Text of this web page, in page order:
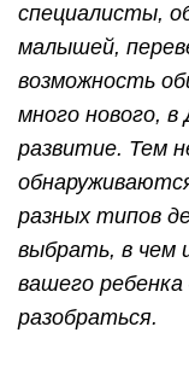
специалисты,
малышей,
возможность
много нового,
развитие. Тем
разных типов
выбрать, в чем
вашего
разобраться.